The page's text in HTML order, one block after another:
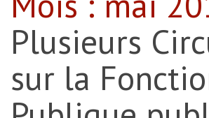
Plusieurs
sur la